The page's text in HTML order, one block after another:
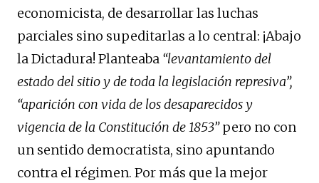
economicista, de desarrollar las luchas
parciales sino supeditarlas a lo central: ¡Abajo
la Dictadura! Planteaba “levantamiento del
estado del sitio y de toda la legislación represiva”,
“aparición con vida de los desaparecidos y
vigencia de la Constitución de 1853”pero no con
un sentido democratista, sino apuntando
contra el régimen. Por más que la mejor